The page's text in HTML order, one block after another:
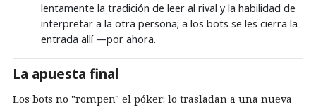
lentamente la tradición de leer al rival y la habilidad de
interpretar a la otra persona; a los bots se les cierra la
entrada allí —por ahora.
La apuesta final
Los bots no "rompen" el póker: lo trasladan a una nueva